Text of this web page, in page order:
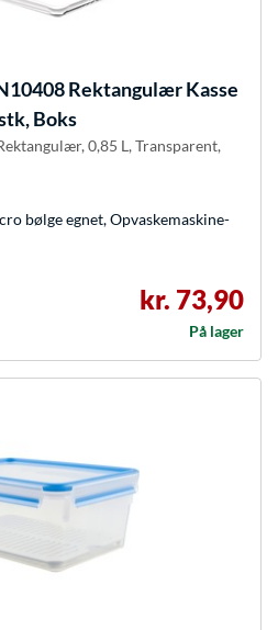
Rektangulær Kasse
Boks
0,85 L, Transparent,
bølge egnet, Opvaskemaskine-
kr. 73,90
På lager